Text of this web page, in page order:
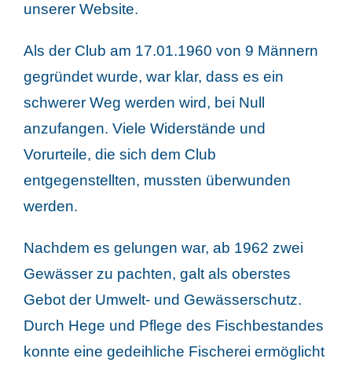
unserer Website.
Als der Club am 17.01.1960 von 9 Männern
gegründet wurde, war klar, dass es ein
schwerer Weg werden wird, bei Null
anzufangen. Viele Widerstände und
Vorurteile, die sich dem Club
entgegenstellten, mussten überwunden
werden.
Nachdem es gelungen war, ab 1962 zwei
Gewässer zu pachten, galt als oberstes
Gebot der Umwelt- und Gewässerschutz.
Durch Hege und Pflege des Fischbestandes
konnte eine gedeihliche Fischerei ermöglicht